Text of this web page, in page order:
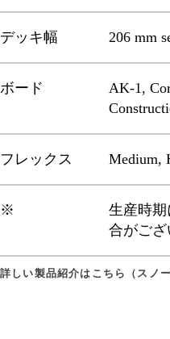
デッキ幅 206 mm
ボード
AK-1,
フレックス Medium,
※
生産時
合がござ
詳しい製品紹介はこちら（スノ